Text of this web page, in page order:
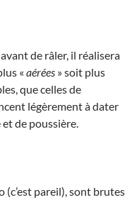
de râler, il réalisera
« aérées » soit plus
que celles de
légèrement à dater
de poussière.
(c’est pareil), sont brutes